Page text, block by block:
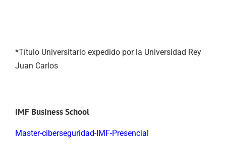
*Título Universitario expedido por la Universidad Rey
Juan Carlos
IMF Business School
Master-ciberseguridad-IMF-Presencial